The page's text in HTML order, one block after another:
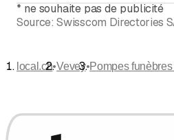
*ne souhaite pas de publicité
Source: Swisscom Directories
local.ch•Vevey•Pompes